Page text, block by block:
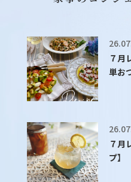
７月
単お
７月
プ】